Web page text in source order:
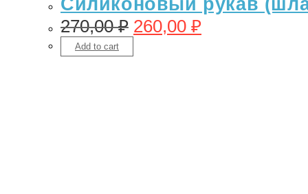
Силиконовый рукав
270,00₽ 260,00 ₽
Add to cart